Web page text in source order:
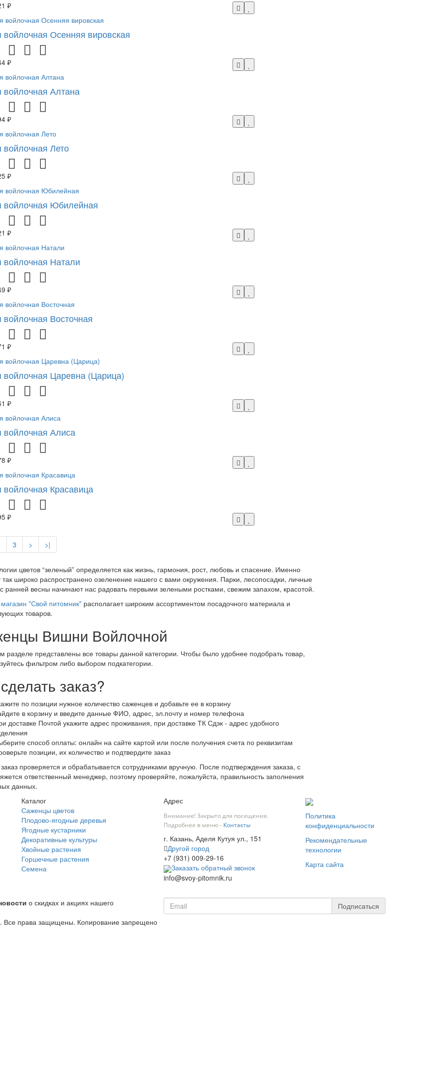
₽
Осенняя вировская
₽
Алтана
₽
Лето
₽
Юбилейная
₽
Натали
₽
Восточная
₽
Царевна (Царица)
₽
Алиса
₽
Красавица
₽
3 > >|
цветов “зеленый” определяется как жизнь, гармония, рост, любовь и спасение. Именно
так широко распространено озеленение нашего с вами окружения. Парки, лесопосадки, личные
с ранней весны начинают нас радовать первыми зелеными ростками, свежим запахом, красотой.
"Свой питомник"располагает широким ассортиментом посадочного материала и
товаров.
Вишни Войлочной
разделе представлены все товары данной категории. Чтобы было удобнее подобрать товар,
фильтром либо выбором подкатегории.
заказ?
по позиции нужное количество саженцев и добавьте ее в корзину
в корзину и введите данные ФИО, адрес, эл.почту и номер телефона
доставке Почтой укажите адрес проживания, при доставке ТК Сдэк - адрес удобного
способ оплаты: онлайн на сайте картой или после получения счета по реквизитам
позиции, их количество и подтвердите заказ
проверяется и обрабатывается сотрудниками вручную. После подтверждения заказа, с
ответственный менеджер, поэтому проверяйте, пожалуйста, правильность заполнения
данных.
Каталог
Саженцы цветов
Плодово-ягодные деревья
Ягодные кустарники
Декоративные культуры
Хвойные растения
Горшечные растения
Семена
Адрес
Внимание! Закрыто для посещения.
Подробнее в меню - Контакты
г. Казань, Аделя Кутуя ул., 151
Другой город
+7 (931) 009-29-16
Заказать обратный звонок
info@svoy-pitomnik.ru
Политика
конфиденциальности
Рекомендательные
технологии
Карта сайта
о скидках и акциях нашего
Подписаться
Все права защищены. Копирование запрещено